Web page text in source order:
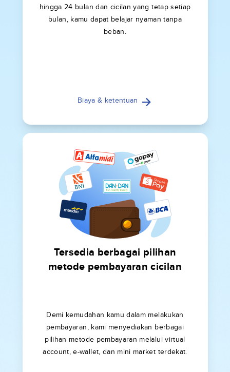
hingga 24 bulan dan cicilan yang tetap setiap
bulan, kamu dapat belajar nyaman tanpa
beban.
Biaya & ketentuan
Tersedia berbagai pilihan
metode pembayaran cicilan
Demi kemudahan kamu dalam melakukan
pembayaran, kami menyediakan berbagai
pilihan metode pembayaran melalui virtual
account, e-wallet, dan mini market terdekat.